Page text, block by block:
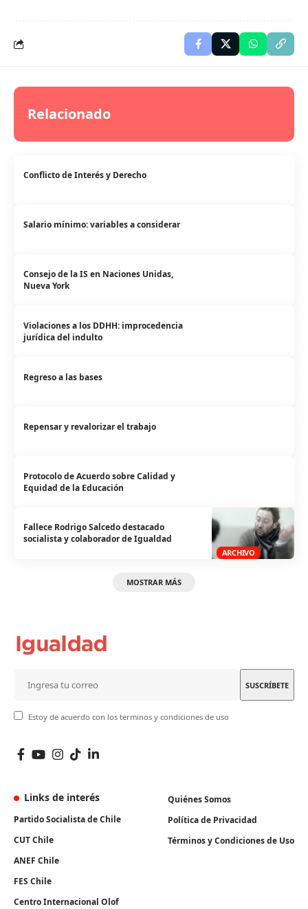
Relacionado
Conflicto de Interés y Derecho
Salario mínimo: variables a considerar
Consejo de la IS en Naciones Unidas,
Nueva York
Violaciones a los DDHH: improcedencia
jurídica del indulto
Regreso a las bases
Repensar y revalorizar el trabajo
Protocolo de Acuerdo sobre Calidad y
Equidad de la Educación
ARCHIVO
Fallece Rodrigo Salcedo destacado
socialista y colaborador de Igualdad
MOSTRAR MÁS
Estoy de acuerdo con los terminos y condiciones de uso
Links de interés
Partido Socialista de Chile
CUT Chile
ANEF Chile
FES Chile
Centro Internacional Olof
Quiénes Somos
Política de Privacidad
Términos y Condiciones de Uso